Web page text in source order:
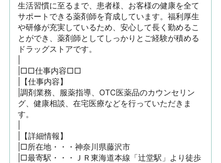
生活習慣に至るまで、患者様、お客様の健康を全て
サポートできる薬剤師を育成しています。福利厚生
や研修が充実しているため、安心して長く勤めるこ
とができ、薬剤師としてしっかりとご経験が積める
ドラッグストアです。
|□□仕事内容□□
|【仕事内容】
|調剤業務、服薬指導、OTC医薬品のカウンセリン
グ、健康相談、在宅医療などを行っていただきま
す。
|【詳細情報】
|□所在地・・・神奈川県藤沢市
|□最寄駅・・・ＪＲ東海道本線「辻堂駅」より徒歩